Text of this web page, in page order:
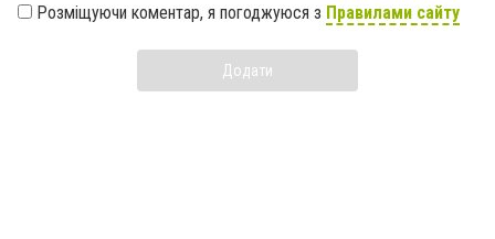
Розміщуючи коментар, я погоджуюся з Правилами сайту
Додати